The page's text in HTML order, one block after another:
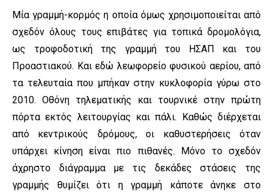
Μία γραμμή-κορμός η οποία όμως χρησιμοποιείται από
σχεδόν όλους τους επιβάτες για τοπικά δρομολόγια,
ως τροφοδοτική της γραμμή του ΗΣΑΠ και του
Προαστιακού. Και εδώ λεωφορείο φυσικού αερίου, από
τα τελευταία που μπήκαν στην κυκλοφορία γύρω στο
2010. Οθόνη τηλεματικής και τουρνικέ στην πρώτη
πόρτα εκτός λειτουργίας και πάλι. Καθώς διέρχεται
από κεντρικούς δρόμους, οι καθυστερήσεις όταν
υπάρχει κίνηση είναι πιο πιθανές. Μόνο το σχεδόν
άχρηστο διάγραμμα με τις δεκάδες στάσεις της
γραμμής θυμίζει ότι η γραμμή κάποτε άνηκε στο